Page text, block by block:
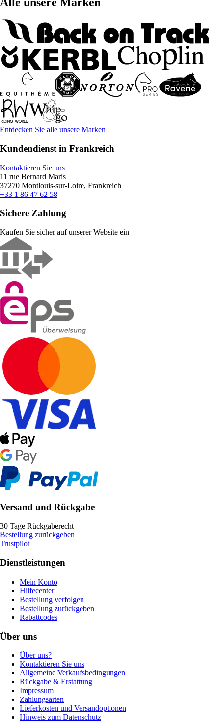
Alle unsere Marken
Entdecken Sie alle unsere Marken
Kundendienst in Frankreich
Kontaktieren Sie uns
11 rue Bernard Maris
37270 Montlouis-sur-Loire, Frankreich
+33 1 86 47 62 58
Sichere Zahlung
Kaufen Sie sicher auf unserer Website ein
Versand und Rückgabe
30 Tage Rückgaberecht
Bestellung zurückgeben
Trustpilot
Dienstleistungen
Mein Konto
Hilfecenter
Bestellung verfolgen
Bestellung zurückgeben
Rabattcodes
Über uns
Über uns?
Kontaktieren Sie uns
Allgemeine Verkaufsbedingungen
Rückgabe & Erstattung
Impressum
Zahlungsarten
Lieferkosten und Versandoptionen
Hinweis zum Datenschutz